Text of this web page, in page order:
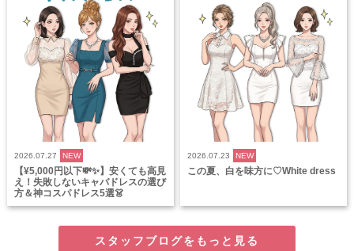
2026.07.27 NEW
【¥5,000円以下💸✨】安くても高見
え！失敗しないキャバドレスの選び
方＆神コスパドレス5選👗
2026.07.23 NEW
この夏、白を味方に♡White dress
スタッフブログをもっと見る